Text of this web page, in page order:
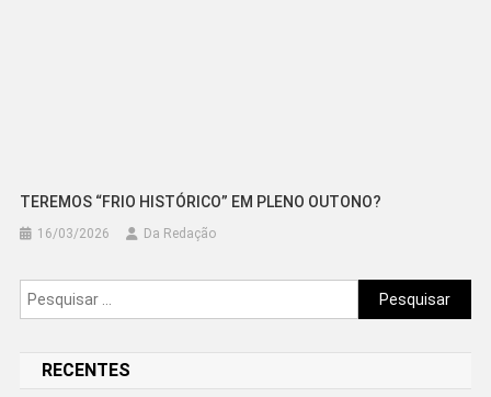
TEREMOS “FRIO HISTÓRICO” EM PLENO OUTONO?
16/03/2026 Da Redação
Pesquisar
por:
RECENTES